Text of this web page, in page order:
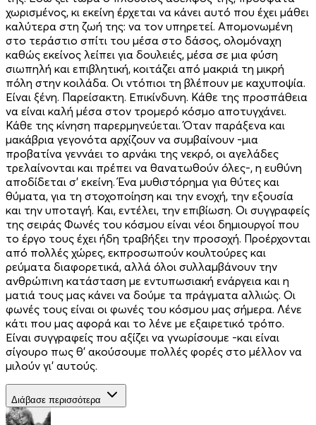
χωρισμένος, κι εκείνη έρχεται να κάνει αυτό που έχει μάθει
καλύτερα στη ζωή της: να τον υπηρετεί. Απομονωμένη
στο τεράστιο σπίτι του μέσα στο δάσος, ολομόναχη
καθώς εκείνος λείπει για δουλειές, μέσα σε μια φύση
σιωπηλή και επιβλητική, κοιτάζει από μακριά τη μικρή
πόλη στην κοιλάδα. Οι ντόπιοι τη βλέπουν με καχυποψία.
Είναι ξένη. Παρείσακτη. Επικίνδυνη. Κάθε της προσπάθεια
να είναι καλή μέσα στον τρομερό κόσμο αποτυγχάνει.
Κάθε της κίνηση παρερμηνεύεται. Όταν παράξενα και
μακάβρια γεγονότα αρχίζουν να συμβαίνουν -μια
προβατίνα γεννάει το αρνάκι της νεκρό, οι αγελάδες
τρελαίνονται και πρέπει να θανατωθούν όλες-, η ευθύνη
αποδίδεται σ’ εκείνη. Ένα μυθιστόρημα για θύτες και
θύματα, για τη στοχοποίηση και την ενοχή, την εξουσία
και την υποταγή. Και, εντέλει, την επιβίωση. Οι συγγραφείς
της σειράς Φωνές του κόσμου είναι νέοι δημιουργοί που
το έργο τους έχει ήδη τραβήξει την προσοχή. Προέρχονται
από πολλές χώρες, εκπροσωπούν κουλτούρες και
ρεύματα διαφορετικά, αλλά όλοι συλλαμβάνουν την
ανθρώπινη κατάσταση με εντυπωσιακή ενάργεια και η
ματιά τους μας κάνει να δούμε τα πράγματα αλλιώς. Οι
φωνές τους είναι οι φωνές του κόσμου μας σήμερα. Λένε
κάτι που μας αφορά και το λένε με εξαιρετικό τρόπο.
Είναι συγγραφείς που αξίζει να γνωρίσουμε -και είναι
σίγουρο πως θ’ ακούσουμε πολλές φορές στο μέλλον να
μιλούν γι’ αυτούς.
Διάβασε περισσότερα